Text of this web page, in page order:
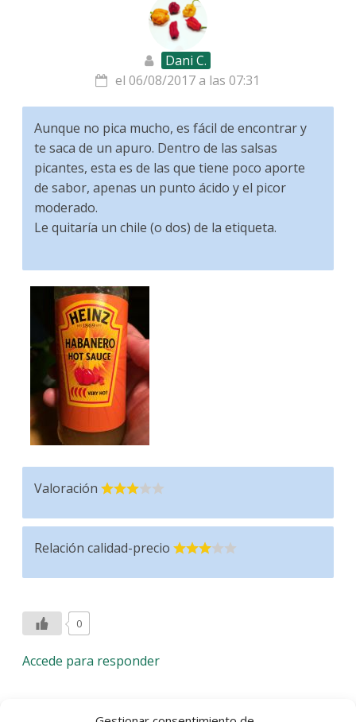
Dani C.
el 06/08/2017 a las 07:31
Aunque no pica mucho, es fácil de encontrar y
te saca de un apuro. Dentro de las salsas
picantes, esta es de las que tiene poco aporte
de sabor, apenas un punto ácido y el picor
moderado.
Le quitaría un chile (o dos) de la etiqueta.
Valoración
Relación calidad-precio
0
Accede para responder